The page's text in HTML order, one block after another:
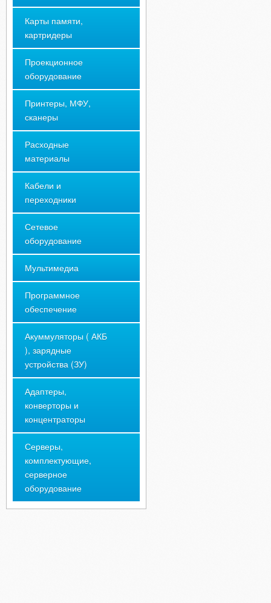
Карты памяти,
картридеры
Проекционное
оборудование
Принтеры, МФУ,
сканеры
Расходные
материалы
Кабели и
переходники
Сетевое
оборудование
Мультимедиа
Программное
обеспечение
Акуммуляторы ( АКБ
), зарядные
устройства (ЗУ)
Адаптеры,
конверторы и
концентраторы
Серверы,
комплектующие,
серверное
оборудование